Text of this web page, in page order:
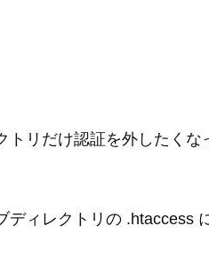
リだけ認証を外したくな
ィレクトリの .htaccess